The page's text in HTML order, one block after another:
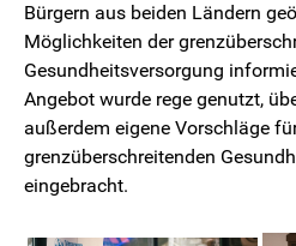
Bürgern aus beiden Ländern
Möglichkeiten der
Gesundheitsversorgung
Angebot wurde rege genutzt,
außerdem eigene Vorschläge
grenzüberschreitenden
eingebracht.